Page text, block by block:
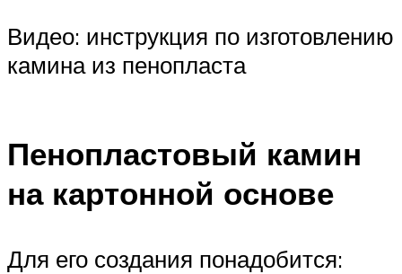
Видео: инструкция по изготовлению
камина из пенопласта
Пенопластовый камин
на картонной основе
Для его создания понадобится: